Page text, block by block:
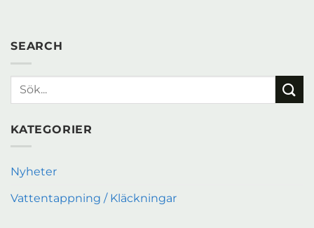
SEARCH
KATEGORIER
Nyheter
Vattentappning / Kläckningar